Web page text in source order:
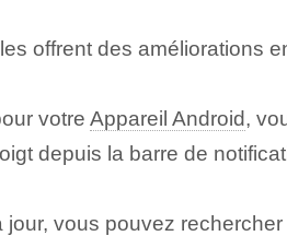
offrent des améliorations
votre Appareil Android,
depuis la barre de
vous pouvez